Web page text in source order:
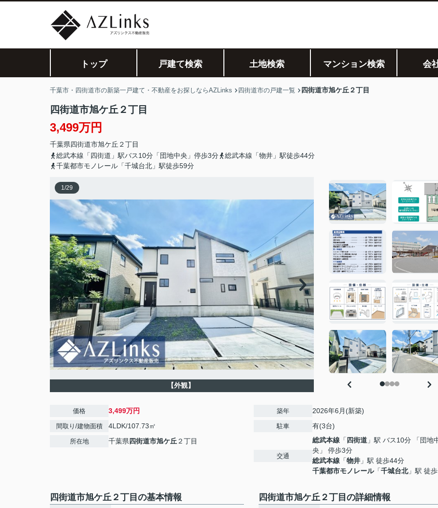
トップ 戸建て検索 土地検索 マンション検索 会
千葉市・四街道市の新築一戸建て・不動産をお探しならAZLinks 四街道市の戸建一覧 四街道市旭ケ丘２丁目
四街道市旭ケ丘２丁目
3,499万円
千葉県四街道市旭ケ丘 ２丁目
総武本線「四街道」駅バス10分「団地中央」停歩3分
総武本線「物井」駅徒歩44分
千葉都市モノレール「千城台北」駅徒歩59分
1/29
【外観】
価格 3,499万円
間取り/建物面積 4LDK/107.73㎡
所在地 千葉県 四街道市旭ケ丘 ２丁目
築年 2026年6月(新築)
駐車 有(3台)
交通
総武本線 「 四街道 」駅 バス10分 「団地
央」 停歩3分
総武本線 「物井 」駅 徒歩44分
千葉都市モノレール「千城台北」駅 徒
四街道市旭ケ丘２丁目の基本情報 四街道市旭ケ丘２丁目の詳細情報